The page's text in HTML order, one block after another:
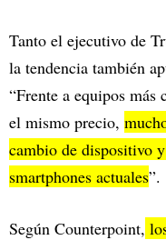
Tanto el ejecutivo de
la tendencia también
“Frente a equipos más
el mismo precio,
cambio de dispositivo
smartphones actuales”.
Según Counterpoint,